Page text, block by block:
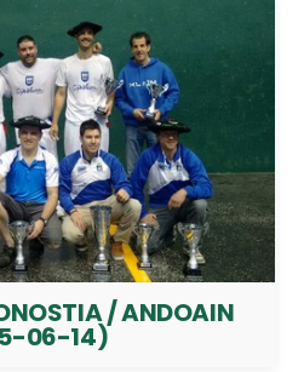
/ ANDOAIN
06-14)